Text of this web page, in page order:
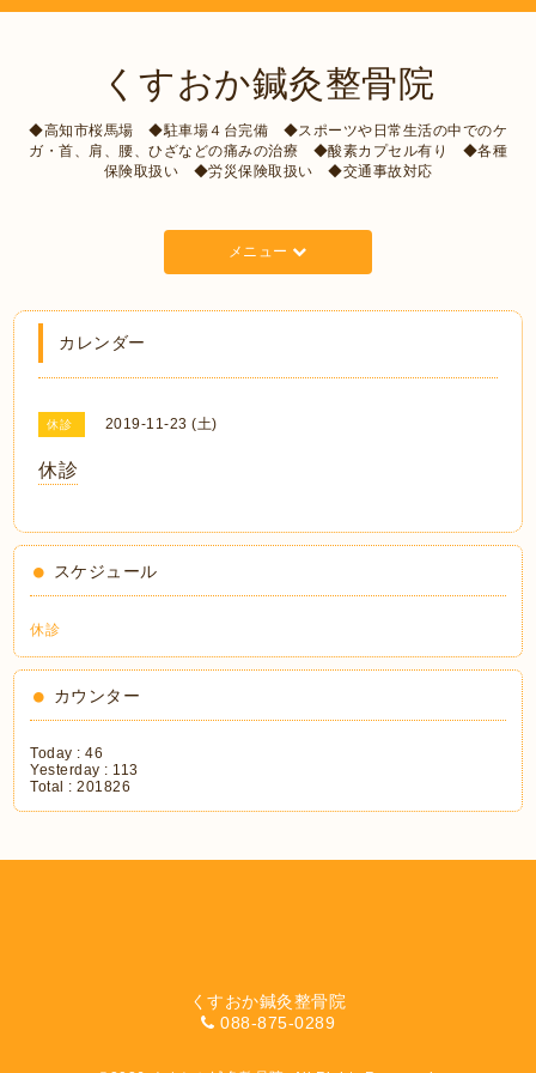
くすおか鍼灸整骨院
◆高知市桜馬場 ◆駐車場４台完備 ◆スポーツや日常生活の中でのケ
ガ・首、肩、腰、ひざなどの痛みの治療 ◆酸素カプセル有り ◆各種
保険取扱い ◆労災保険取扱い ◆交通事故対応
メニュー
カレンダー
休診 2019-11-23 (土)
休診
スケジュール
休診
カウンター
Today :46
Yesterday : 113
Total :201826
くすおか鍼灸整骨院
088-875-0289